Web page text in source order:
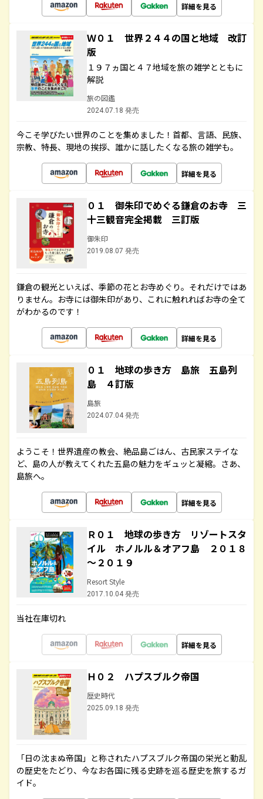
詳細を見る
Ｗ０１ 世界２４４の国と地域 改訂
版
１９７ヵ国と４７地域を旅の雑学とともに
解説
旅の図鑑
2024.07.18 発売
今こそ学びたい世界のことを集めました！首都、言語、民族、
宗教、特長、現地の挨拶、誰かに話したくなる旅の雑学も。
詳細を見る
０１ 御朱印でめぐる鎌倉のお寺 三
十三観音完全掲載 三訂版
御朱印
2019.08.07 発売
鎌倉の観光といえば、季節の花とお寺めぐり。それだけではあ
りません。お寺には御朱印があり、これに触れればお寺の全て
がわかるのです！
詳細を見る
０１ 地球の歩き方 島旅 五島列
島 ４訂版
島旅
2024.07.04 発売
ようこそ！世界遺産の教会、絶品島ごはん、古民家ステイな
ど、島の人が教えてくれた五島の魅力をギュッと凝縮。さあ、
島旅へ。
詳細を見る
Ｒ０１ 地球の歩き方 リゾートスタ
イル ホノルル＆オアフ島 ２０１８
～２０１９
Resort Style
2017.10.04 発売
当社在庫切れ
詳細を見る
Ｈ０２ ハプスブルク帝国
歴史時代
2025.09.18 発売
「日の沈まぬ帝国」と称されたハプスブルク帝国の栄光と動乱
の歴史をたどり、今なお各国に残る史跡を巡る歴史を旅するガ
イド。